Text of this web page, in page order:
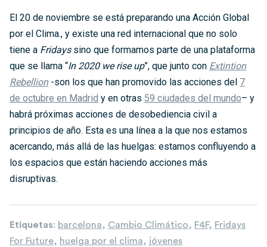
El 20 de noviembre se está preparando una Acción Global
por el Clima., y existe una red internacional que no solo
tiene a Fridayssino que formamos parte de una plataforma
que se llama “In 2020 we rise up”, que junto con Extintion
Rebellion -son los que han promovido las acciones del 7
de octubre en Madrid y en otras 59 ciudades del mundo– y
habrá próximas acciones de desobediencia civil a
principios de año. Esta es una línea a la que nos estamos
acercando, más allá de las huelgas: estamos confluyendo a
los espacios que están haciendo acciones más
disruptivas.
Etiquetas: barcelona, Cambio Climático, F4F, Fridays
For Future, huelga por el clima, jóvenes